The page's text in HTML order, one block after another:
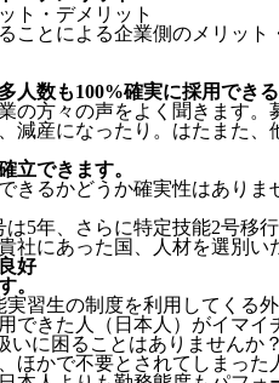
ことによる企業側のメリット
人数も100%確実に採用できる
の方々の声をよく聞きます
減産になったり。はたまた
立できます。
きるかどうか確実性はあり
は5年、さらに特定技能2号移
社にあった国、人材を選別い
好
。
習生の制度を利用してくる
できた人（日本人）がイマ
いに困ることはありませんか？
ほかで不要とされてしまっ